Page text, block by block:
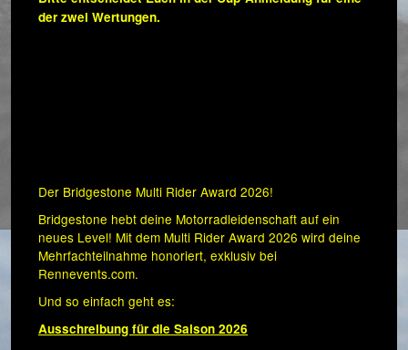
der zwei Wertungen.
Der Bridgestone Multi Rider Award 2026!
Bridgestone hebt deine Motorradleidenschaft auf ein
neues Level! Mit dem Multi Rider Award 2026 wird deine
Mehrfachteilnahme honoriert, exklusiv bei
Rennevents.com.
Und so einfach geht es:
Ausschreibung für die Saison 2026